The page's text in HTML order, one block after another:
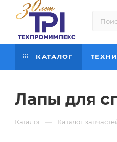
КАТАЛОГ
Лапы для
Каталог — Каталог